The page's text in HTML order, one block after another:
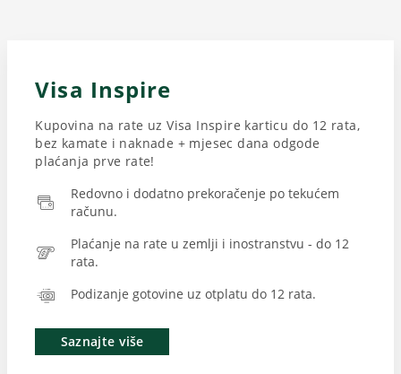
Visa Inspire
Kupovina na rate uz Visa Inspire karticu do 12 rata,
bez kamate i naknade + mjesec dana odgode
plaćanja prve rate!
Redovno i dodatno prekoračenje po tekućem
računu.
Plaćanje na rate u zemlji i inostranstvu - do 12
rata.
Podizanje gotovine uz otplatu do 12 rata.
Saznajte više